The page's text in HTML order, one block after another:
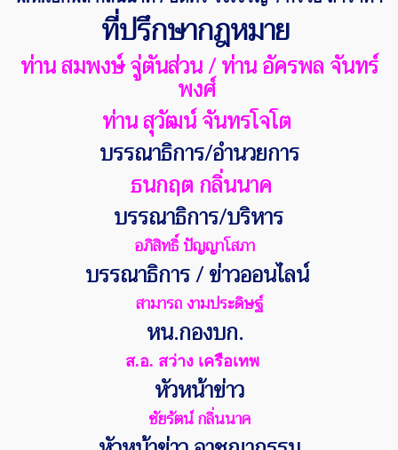
ที่ปรึกษากฎหมาย
ท่าน สมพงษ์ จู่ตันส่วน / ท่าน อัครพล จันทร์
พงศ์
ท่าน สุวัฒน์ จันทรโจโต
บรรณาธิการ/อำนวยการ
ธนกฤต กลิ่นนาค
บรรณาธิการ/บริหาร
อภิสิทธิ์ ปัญญาโสภา
บรรณาธิการ / ข่าวออนไลน์
สามารถ งามประดิษฐ์
หน.กองบก.
ส.อ. สว่าง เครือเทพ
หัวหน้าข่าว
ชัยรัตน์ กลิ่นนาค